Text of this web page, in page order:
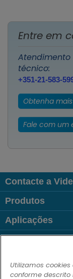
Entre em
Atendimento
técnico:
+351-21-583-
Obtenha
Fale com um
Contacte a
Produtos
Aplicações
Follow us on:
Utilizamos
conforme descrito